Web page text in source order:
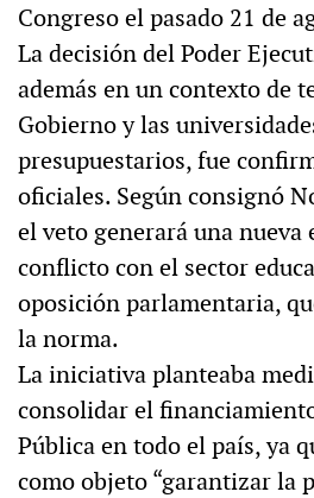
Congreso el pasado 21 de
La decisión del Poder
además en un contexto de
Gobierno y las
presupuestarios, fue
oficiales. Según consignó
el veto generará una nueva
conflicto con el sector
oposición parlamentaria,
la norma.
La iniciativa planteaba
consolidar el
Pública en todo el país, ya
como objeto “garantizar la